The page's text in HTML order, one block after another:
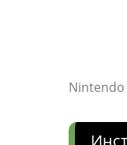
Nintendo